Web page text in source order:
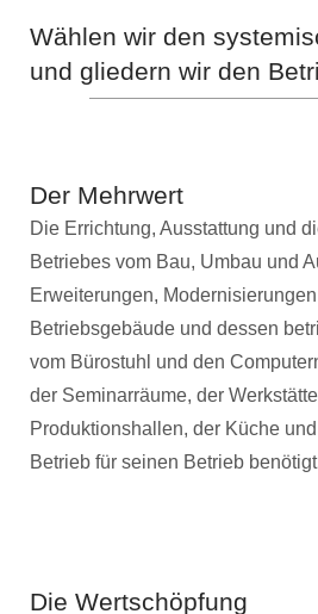
Wählen wir den
und gliedern wir den
Der Mehrwert
Die Errichtung, Ausstattung und
Betriebes vom Bau, Umbau und
Erweiterungen,
Betriebsgebäude und dessen
vom Bürostuhl und den
der Seminarräume, der
Produktionshallen, der Küche
Betrieb für seinen Betrieb
Die Wertschöpfung